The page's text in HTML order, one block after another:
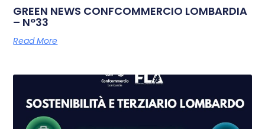
GREEN NEWS CONFCOMMERCIO LOMBARDIA
– N°33
Read More